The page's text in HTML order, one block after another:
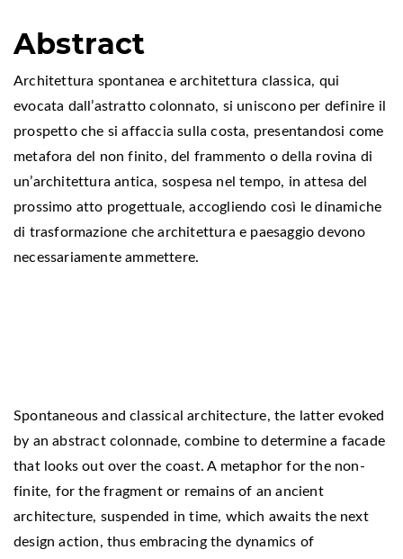
Abstract
Architettura spontanea e architettura classica, qui
evocata dall’astratto colonnato, si uniscono per definire il
prospetto che si affaccia sulla costa, presentandosi come
metafora del non finito, del frammento o della rovina di
un’architettura antica, sospesa nel tempo, in attesa del
prossimo atto progettuale, accogliendo così le dinamiche
di trasformazione che architettura e paesaggio devono
necessariamente ammettere.
Spontaneous and classical architecture, the latter evoked
by an abstract colonnade, combine to determine a facade
that looks out over the coast. A metaphor for the non-
finite, for the fragment or remains of an ancient
architecture, suspended in time, which awaits the next
design action, thus embracing the dynamics of